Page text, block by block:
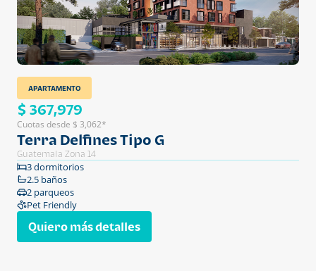
APARTAMENTO
$ 367,979
Cuotas desde $ 3,062*
Terra Delfines Tipo G
Guatemala Zona 14
3 dormitorios
2.5 baños
2 parqueos
Pet Friendly
Quiero más detalles